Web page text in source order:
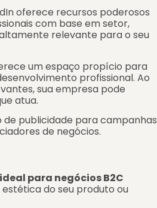
oferece recursos poderosos
com base em setor,
relevante para o seu
um espaço propício para
profissional. Ao
sua empresa pode
atua.
publicidade para campanhas
de negócios.
para negócios B2C
do seu produto ou